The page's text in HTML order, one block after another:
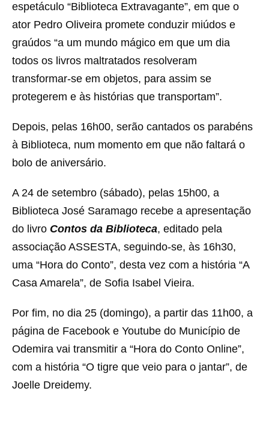
espetáculo “Biblioteca Extravagante”, em que o
ator Pedro Oliveira promete conduzir miúdos e
graúdos “a um mundo mágico em que um dia
todos os livros maltratados resolveram
transformar-se em objetos, para assim se
protegerem e às histórias que transportam”.
Depois, pelas 16h00, serão cantados os parabéns
à Biblioteca, num momento em que não faltará o
bolo de aniversário.
A 24 de setembro (sábado), pelas 15h00, a
Biblioteca José Saramago recebe a apresentação
do livro Contos da Biblioteca, editado pela
associação ASSESTA, seguindo-se, às 16h30,
uma “Hora do Conto”, desta vez com a história “A
Casa Amarela”, de Sofia Isabel Vieira.
Por fim, no dia 25 (domingo), a partir das 11h00, a
página de Facebook e Youtube do Município de
Odemira vai transmitir a “Hora do Conto Online”,
com a história “O tigre que veio para o jantar”, de
Joelle Dreidemy.